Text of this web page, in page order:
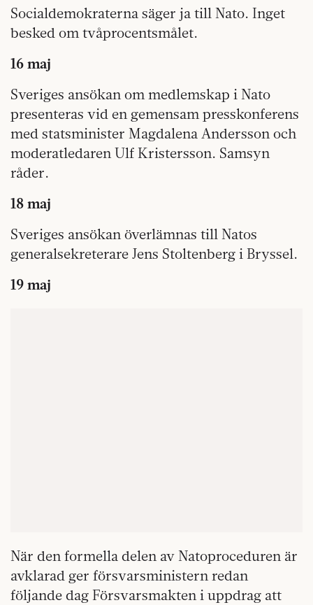
Socialdemokraterna säger ja till Nato. Inget
besked om tvåprocentsmålet.
16 maj
Sveriges ansökan om medlemskap i Nato
presenteras vid en gemensam presskonferens
med statsminister Magdalena Andersson och
moderatledaren Ulf Kristersson. Samsyn
råder.
18 maj
Sveriges ansökan överlämnas till Natos
generalsekreterare Jens Stoltenberg i Bryssel.
19 maj
När den formella delen av Natoproceduren är
avklarad ger försvarsministern redan
följande dag Försvarsmakten i uppdrag att